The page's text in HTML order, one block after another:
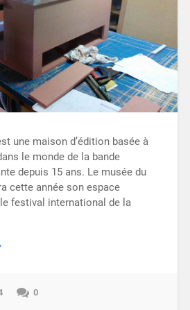
une maison d’édition basée à
le monde de la bande
depuis 15 ans. Le musée du
cette année son espace
festival international de la
0